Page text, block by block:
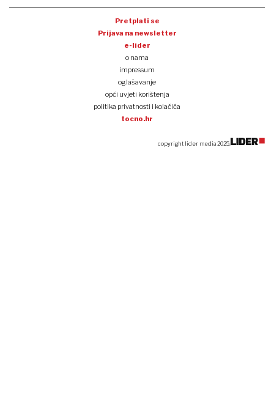
Pretplati se
Prijava na newsletter
e-lider
o nama
impressum
oglašavanje
opći uvjeti korištenja
politika privatnosti i kolačića
tocno.hr
copyright lider media 2025.